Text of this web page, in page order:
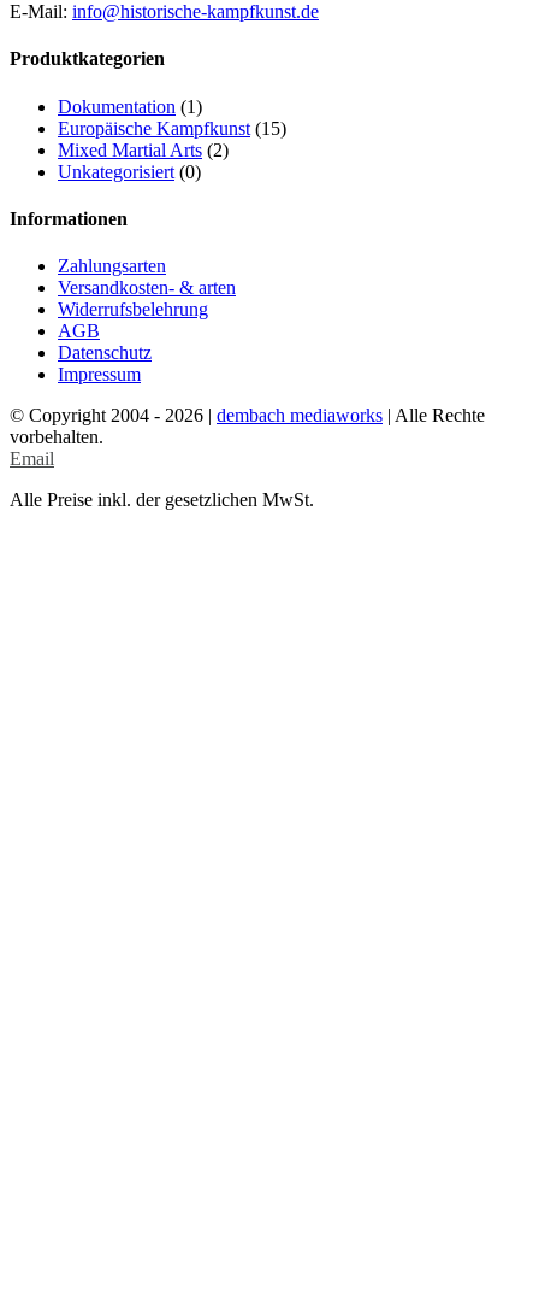
E-Mail: info@historische-kampfkunst.de
Produktkategorien
Dokumentation (1)
Europäische Kampfkunst (15)
Mixed Martial Arts (2)
Unkategorisiert (0)
Informationen
Zahlungsarten
Versandkosten- & arten
Widerrufsbelehrung
AGB
Datenschutz
Impressum
© Copyright 2004 - 2026 | dembach mediaworks | Alle Rechte
vorbehalten.
Email
Alle Preise inkl. der gesetzlichen MwSt.